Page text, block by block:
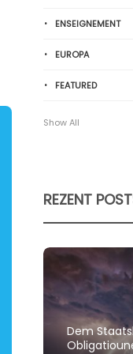
ENSEIGNEMENT
EUROPA
FEATURED
Show All
REZENT
Dem